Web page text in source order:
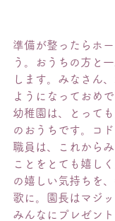
準備が整ったらホ
う。おうちの方と
します。みなさん
ようになっておめ
幼稚園は、とって
のおうちです。コ
職員は、これから
ことをとても嬉し
の嬉しい気持ちを、
歌に。園長はマジ
みんなにプレゼント